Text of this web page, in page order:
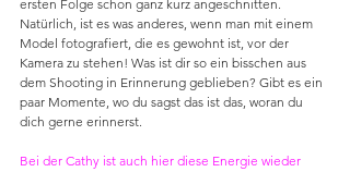
ersten Folge schon ganz kurz angeschnitten.
Natürlich, ist es was anderes, wenn man mit einem
Model fotografiert, die es gewohnt ist, vor der
Kamera zu stehen! Was ist dir so ein bisschen aus
dem Shooting in Erinnerung geblieben? Gibt es ein
paar Momente, wo du sagst das ist das, woran du
dich gerne erinnerst.
Bei der Cathy ist auch hier diese Energie wieder